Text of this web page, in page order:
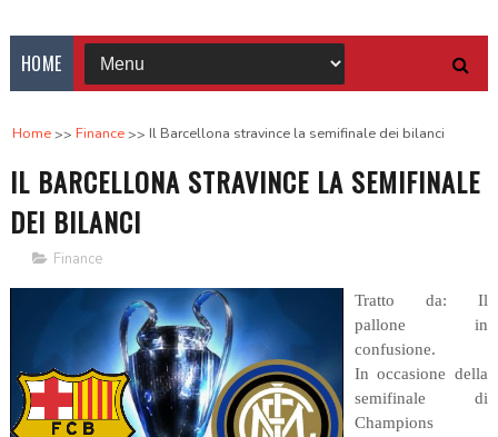
HOME
Home Finance Il Barcellona stravince la semifinale dei bilanci
IL BARCELLONA STRAVINCE LA SEMIFINALE
DEI BILANCI
Finance
Tratto da: Il
pallone in
confusione.
In occasione della
semifinale di
Champions